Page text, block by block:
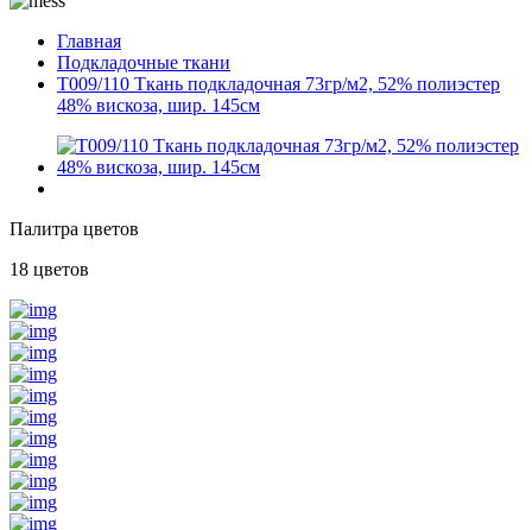
Главная
Подкладочные ткани
T009/110 Ткань подкладочная 73гр/м2, 52% полиэстер
48% вискоза, шир. 145см
Палитра цветов
18 цветов